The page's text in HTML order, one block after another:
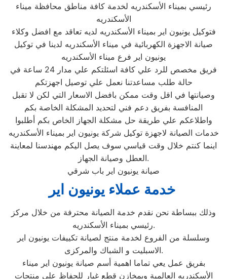
رئيسي بميناء الأسكندريه لخدمة كافة مناطق محافظة ميناء
الأسكندريه
فتوكيل يونيون اير بميناء الأسكندريه لديه تعاقد مع افضل وكلاء
صيانة الاجهزة الكهربائية في ميناء الأسكندريه لدينا في توكيل
يونيون اير فرع ميناء الأسكندريه
فريق مخصص للرد علي كافة اسئلتكم علي مدار 24 ساعة في
حالة طلب مساعدتنا نعمل علي توصيل اجهزتكم
وصيانتها في اقل وقت ممكن بافضل الاسعار التي لكن لا تقبل
المنافسة بفريق دعم فني لتحديد المشكلة الخاصة بكم
واطلاعكم علي طريقة حل مشكلة الجهاز الخاص بكم أطلبوا
خدمات الصيانة لاجهزة توكيل شركة يونيون اير بميناء الأسكندريه
اينما كنتم خلال وقت قياسي سوف يصل اليكم مهندسنا لمعاينة
العطل وصيانة الجهاز.
صيانة يونيون اير باب شرقي
خدمة عملاء يونيون اير
وذلك ببساطة نحن نقدم خدمة الصيانة محترفة من خلال مركز
رئيسي بميناء الأسكندريه.
وسلسلة من الفروع لخدمة منتج لصيانة تكييفات يونيون اير
الاسبليت و الشباك والمركزى.
بفريق عمل يعي تماما اهمية أسم صيانة يونيون اير ميناء
الأسكندريه العالمية وبمخازن قطع غيار للحفاظ علي منتجات